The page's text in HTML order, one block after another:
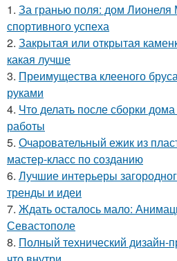
1. За гранью поля: дом Лионеля
спортивного успеха
2. Закрытая или открытая
какая лучше
3. Преимущества клееного
руками
4. Что делать после сборки
работы
5. Очаровательный ежик из
мастер-класс по созданию
6. Лучшие интерьеры
тренды и идеи
7. Ждать осталось мало:
Севастополе
8. Полный технический дизайн-